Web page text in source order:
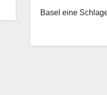
Basel eine